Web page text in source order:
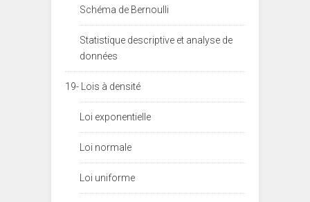
Schéma de Bernoulli
Statistique descriptive et analyse de
données
19- Lois à densité
Loi exponentielle
Loi normale
Loi uniforme